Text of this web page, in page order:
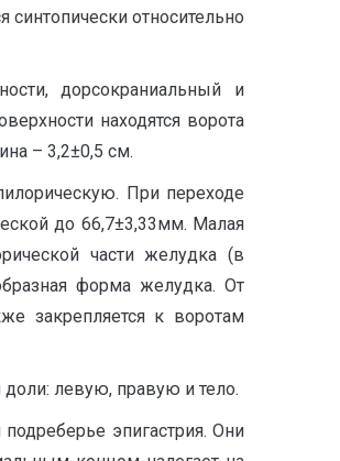
относительно
дорсокраниальный и
находятся ворота
– 3,2±0,5 см.
При переходе
до 66,7±3,33мм. Малая
части желудка (в
форма желудка. От
закрепляется к воротам
левую, правую и тело.
эпигастрия. Они